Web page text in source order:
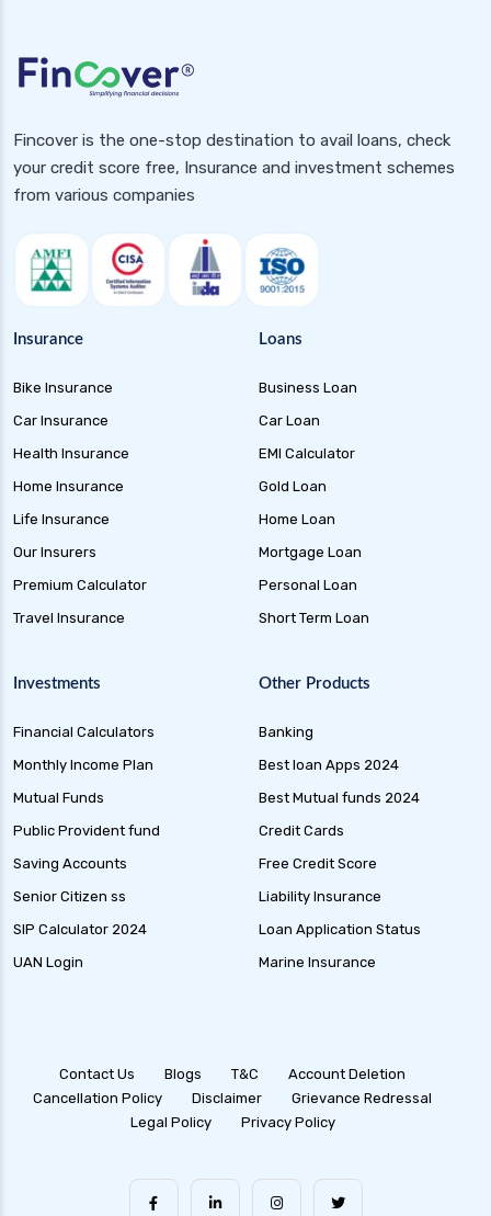
Fincover is the one-stop destination to avail loans, check
your credit score free, Insurance and investment schemes
from various companies
Insurance
Bike Insurance
Car Insurance
Health Insurance
Home Insurance
Life Insurance
Our Insurers
Premium Calculator
Travel Insurance
Loans
Business Loan
Car Loan
EMI Calculator
Gold Loan
Home Loan
Mortgage Loan
Personal Loan
Short Term Loan
Investments
Financial Calculators
Monthly Income Plan
Mutual Funds
Public Provident fund
Saving Accounts
Senior Citizen ss
SIP Calculator 2024
UAN Login
Other Products
Banking
Best loan Apps 2024
Best Mutual funds 2024
Credit Cards
Free Credit Score
Liability Insurance
Loan Application Status
Marine Insurance
Contact Us Blogs T&C
Account Deletion
Cancellation Policy
Disclaimer
Grievance Redressal
Legal Policy
Privacy Policy